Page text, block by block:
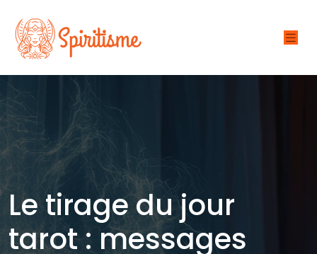
Le tirage du jour
tarot : messages